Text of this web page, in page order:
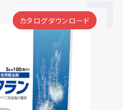
カタログダウンロード